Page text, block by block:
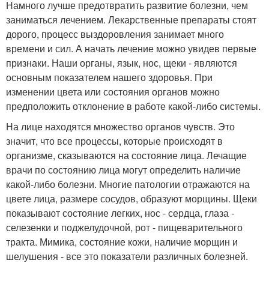
Намного лучше предотвратить развитие болезни, чем
заниматься лечением. Лекарственные препараты стоят
дорого, процесс выздоровления занимает много
времени и сил. А начать лечение можно увидев первые
признаки. Наши органы, язык, нос, щеки - являются
основным показателем нашего здоровья. При
изменении цвета или состояния органов можно
предположить отклонение в работе какой-либо системы.
На лице находятся множество органов чувств. Это
значит, что все процессы, которые происходят в
организме, сказываются на состояние лица. Лечащие
врачи по состоянию лица могут определить наличие
какой-либо болезни. Многие патологии отражаются на
цвете лица, размере сосудов, образуют морщины. Щеки
показывают состояние легких, нос - сердца, глаза -
селезенки и поджелудочной, рот - пищеварительного
тракта. Мимика, состояние кожи, наличие морщин и
шелушения - все это показатели различных болезней.